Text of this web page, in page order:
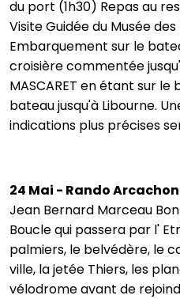
du port (1h30) Repas au
Visite Guidée du Musée
Embarquement sur le
croisière commentée
MASCARET en étant sur
bateau jusqu'à Libourne.
indications plus précises
24 Mai - Rando Arcachon
Jean Bernard Marceau
Boucle qui passera par l'
palmiers, le belvédère, le
ville, la jetée Thiers, les
vélodrome avant de